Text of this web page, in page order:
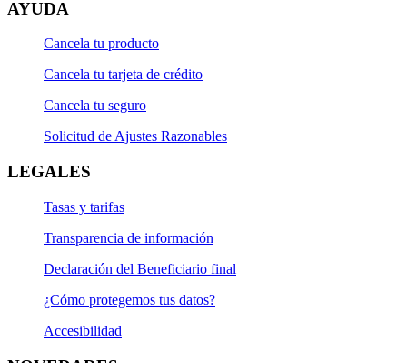
AYUDA
Cancela tu producto
Cancela tu tarjeta de crédito
Cancela tu seguro
Solicitud de Ajustes Razonables
LEGALES
Tasas y tarifas
Transparencia de información
Declaración del Beneficiario final
¿Cómo protegemos tus datos?
Accesibilidad